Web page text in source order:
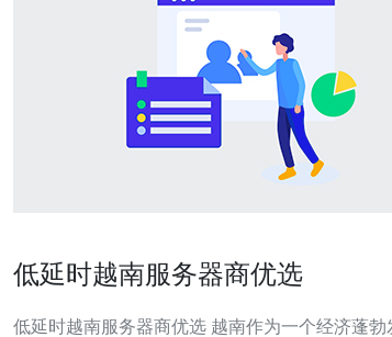
低延时越南服务器商优选
低延时越南服务器商优选 越南作为一个经济蓬勃发展的国